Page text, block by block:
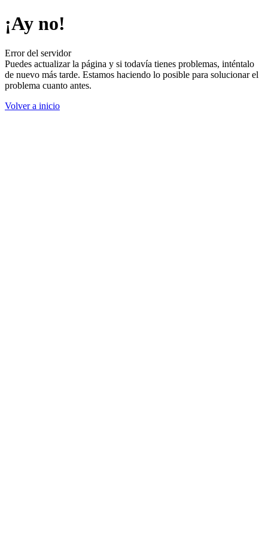
¡Ay no!
Error del servidor
Puedes actualizar la página y si todavía tienes problemas, inténtalo
de nuevo más tarde. Estamos haciendo lo posible para solucionar el
problema cuanto antes.
Volver a inicio